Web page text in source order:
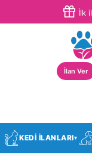
İlk
İlan Ver
KEDİ İLANLARI▾